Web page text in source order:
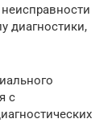
диагностики,
с